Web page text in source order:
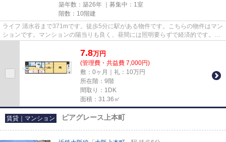
築年数：築26年 ｜募集中： 1室
階数：10階建
ライフ 清水谷まで371mです。徒歩5分に駅がある物件です。こちらの物件はマン
ションです。マンションの陽当りも良く、昼間には照明要らずで経済的です。大
7.8万円
(管理費・共益費 7,000円)
敷：0ヶ月｜礼：10万円
所在階：9階
間取り：1DK
面積：31.36㎡
賃貸｜マンション ピアグレース上本町